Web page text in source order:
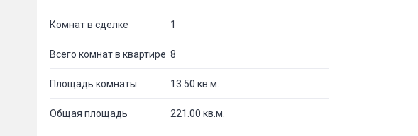
Комнат в сделке 1
Всего комнат в квартире 8
Площадь комнаты 13.50 кв.м.
Общая площадь 221.00 кв.м.